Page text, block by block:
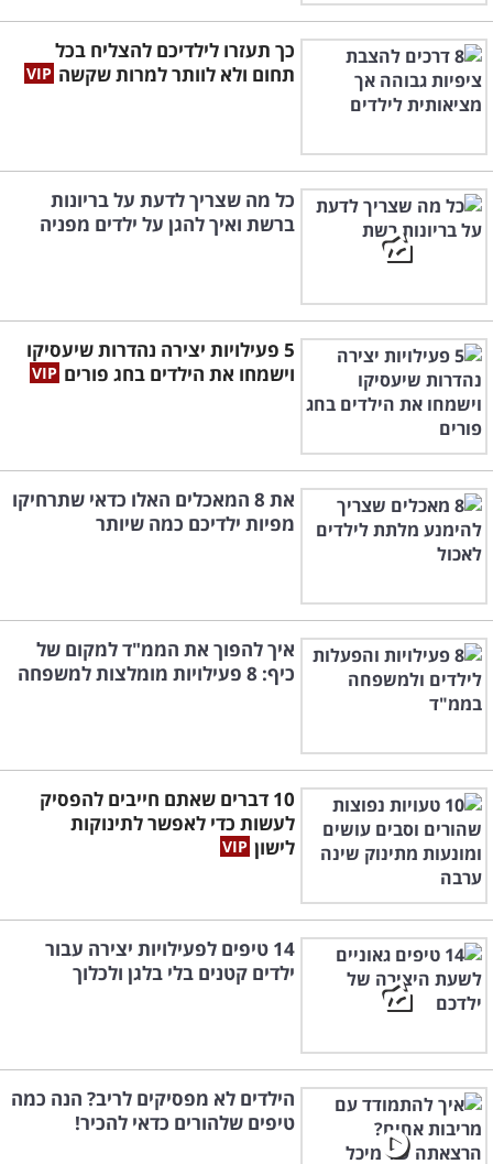
כך תעזרו לילדיכם להצליח בכל
תחום ולא לוותר למרות שקשה
כל מה שצריך לדעת על בריונות
ברשת ואיך להגן על ילדים מפניה
5 פעילויות יצירה נהדרות שיעסיקו
וישמחו את הילדים בחג פורים
את 8 המאכלים האלו כדאי שתרחיקו
מפיות ילדיכם כמה שיותר
איך להפוך את הממ"ד למקום של
כיף: 8 פעילויות מומלצות למשפחה
10 דברים שאתם חייבים להפסיק
לעשות כדי לאפשר לתינוקות
לישון
14 טיפים לפעילויות יצירה עבור
ילדים קטנים בלי בלגן ולכלוך
הילדים לא מפסיקים לריב? הנה כמה
טיפים שלהורים כדאי להכיר!